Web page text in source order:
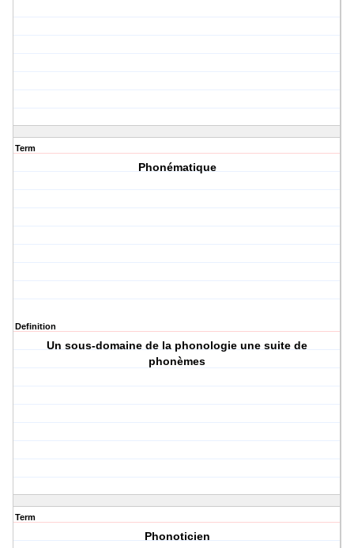
Term
Phonématique
Definition
Un sous-domaine de la phonologie une suite de
phonèmes
Term
Phonoticien